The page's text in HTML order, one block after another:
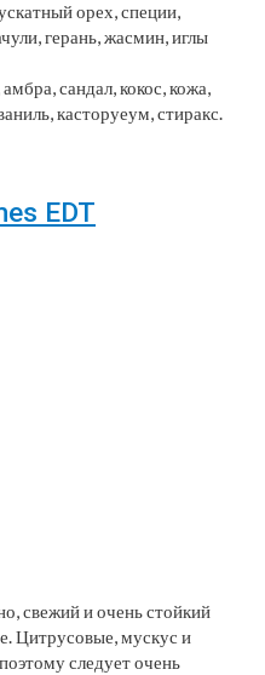
орех, специи,
герань, жасмин, иглы
сандал, кокос, кожа,
касторуеум, стиракс.
EDT
свежий и очень стойкий
Цитрусовые, мускус и
следует очень